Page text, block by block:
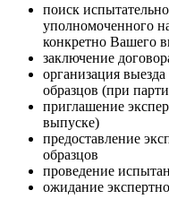
поиск
уполномоченного
конкретно Вашего
заключение
организация выезда
образцов (при
приглашение
выпуске)
предоставление
образцов
проведение
ожидание